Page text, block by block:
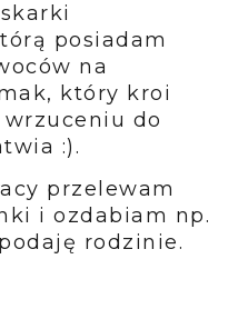
posiadam
na
który kroi
do
:).
przelewam
i ozdabiam np.
rodzinie.